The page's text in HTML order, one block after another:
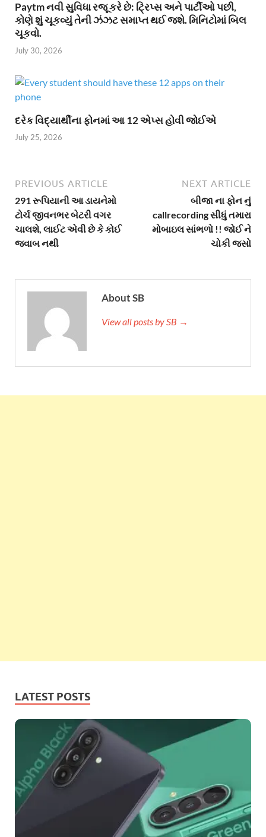
Paytm નવી સુવિધા રજૂ કરે છે: ટ્રિપ્સ અને પાર્ટીઓ પછી,
કોણે શું ચૂકવ્યું તેની ઝંઝટ સમાપ્ત થઈ જશે. મિનિટોમાં બિલ
ચૂકવો.
July 30, 2026
દરેક વિદ્યાર્થીના ફોનમાં આ 12 એપ્સ હોવી જોઈએ
July 25, 2026
PREVIOUS ARTICLE
291 રૂપિયાની આ ડાયનેમો
ટોર્ચ જીવનભર બેટરી વગર
ચાલશે, લાઈટ એવી છે કે કોઈ
જવાબ નથી
NEXT ARTICLE
બીજા ના ફોન નું
callrecording સીધું તમારા
મોબાઇલ સાંભળો !! જોઈ ને
ચોકી જસો
About SB
View all posts by SB →
LATEST POSTS